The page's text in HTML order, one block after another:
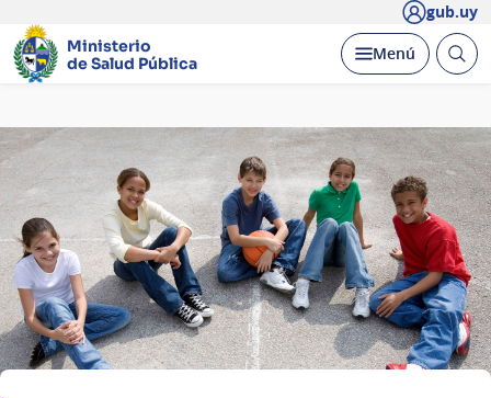
gub.uy
Ministerio
de Salud Pública
Desplegar
Menú Abrir
Página
principal